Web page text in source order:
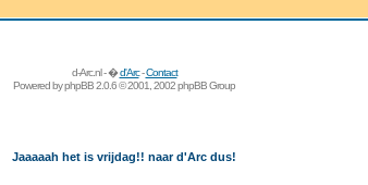
d-Arc.nl - �d'Arc-Contact
Powered byphpBB2.0.6 © 2001, 2002 phpBB Group
Jaaaaah het is vrijdag!! naar d'Arc dus!